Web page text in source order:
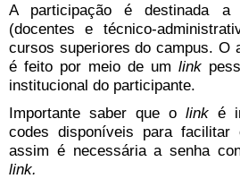
A participação é destinada a
(docentes e técnico-
cursos superiores do campus. O
é feito por meio de um link
institucional do participante.
Importante saber que o link é
codes disponíveis para
assim é necessária a senha
link.